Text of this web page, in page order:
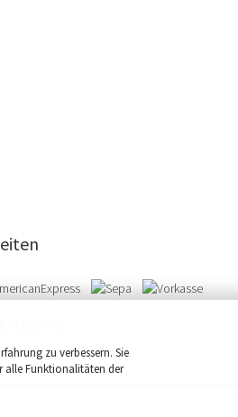
zu verbessern. Sie
alle Funktionalitäten der